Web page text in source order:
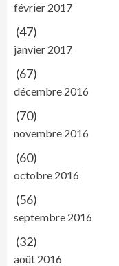
février 2017
(47)
janvier 2017
(67)
décembre 2016
(70)
novembre 2016
(60)
octobre 2016
(56)
septembre 2016
(32)
août 2016